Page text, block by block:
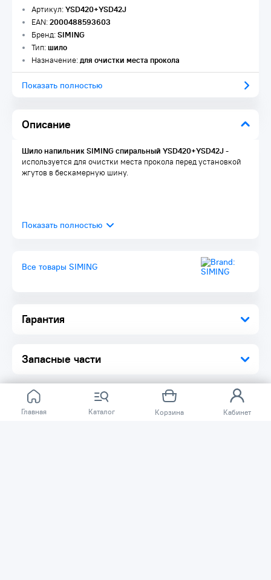
Главная Каталог Корзина Кабинет
Описание
Гарантия
Запасные части
Артикул:YSD420+YSD42J
EAN:2000488593603
Бренд:SIMING
Тип:шило
Назначение:для очистки места прокола
Показать полностью
Шило напильник SIMING спиральный YSD420+YSD42J-
используется для очистки места прокола перед установкой
жгутов в бескамерную шину.
Все товары SIMING